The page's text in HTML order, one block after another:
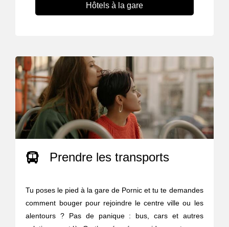
Hôtels à la gare
Prendre les transports
Tu poses le pied à la gare de Pornic et tu te demandes
comment bouger pour rejoindre le centre ville ou les
alentours ? Pas de panique : bus, cars et autres